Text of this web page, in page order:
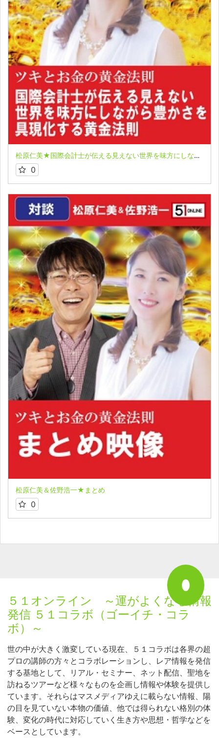
松原仁美★国際会計士が伝える見えない世界を味方にしながら豊かさを具現化する黄金法則
0
松原仁美＆佐野浩一★まとめ
0
５１オンライン ～運がよくなる情報
発信 ５１コラボ（ゴーイチ・コラ
ボ）～
世の中が大きく激変している現在、５１コラボは各界の超
プロの講師の方々とコラボレーションし、レア情報を発信
する基地として、リアル・セミナー、ネット配信、聖地を
訪ねるツアーなど様々なものを企画し情報や体験を提供し
ています。それらはマスメディアゆえに載らない情報、陽
の目を見ていない本物の価値、他では得られない格別の体
験、変化の時代に対応していく生き方や思想・哲学などを
ベースとしています。